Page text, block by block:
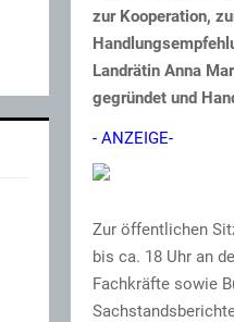
zur Kooperation,
Landrätin Anna
gegründet und
- ANZEIGE-
Zur öffentlichen
bis ca. 18 Uhr an
Fachkräfte sowie